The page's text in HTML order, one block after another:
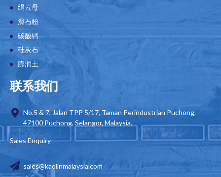
滑石粉
碳酸钙
硅灰石
膨润土
联系我们
No.5 & 7, Jalan TPP 5/17, Taman Perindustrian Puchong,
47100 Puchong, Selangor, Malaysia.
Sales Enquiry
二维码支付